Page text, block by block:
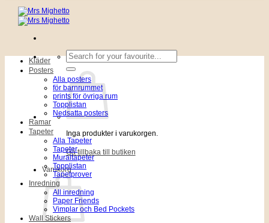
Sök
efter:
Inga produkter i varukorgen.
Gå tillbaka till butiken
Varukorg
Kläder
Posters
Alla posters
för barnrummet
prints för övriga rum
Topplistan
Nedsatta posters
Ramar
Tapeter
Alla Tapeter
Tapeter
Muraltapeter
Topplistan
Tapetprover
Inredning
All inredning
Paper Friends
Vimplar och Bed Pockets
Wall Stickers